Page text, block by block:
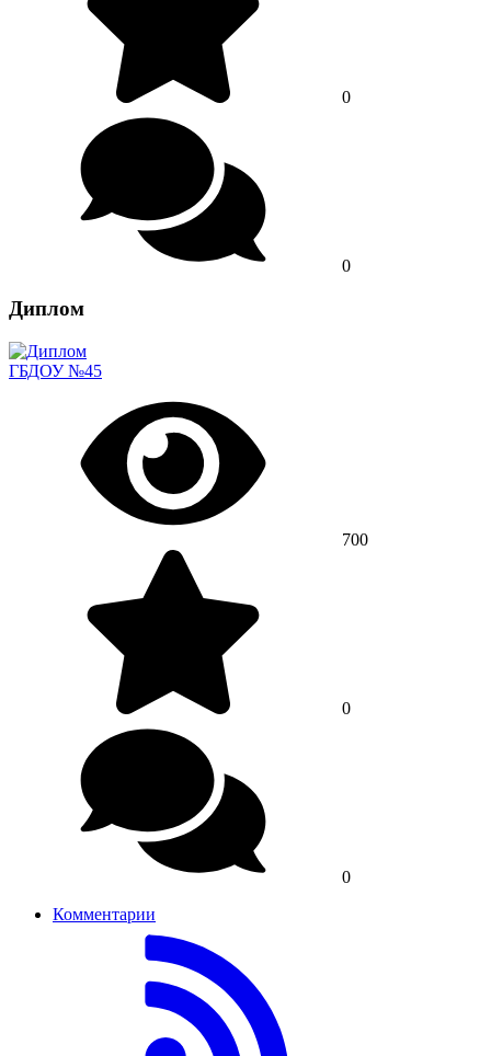
0
0
Диплом
ГБДОУ №45
700
0
0
Комментарии